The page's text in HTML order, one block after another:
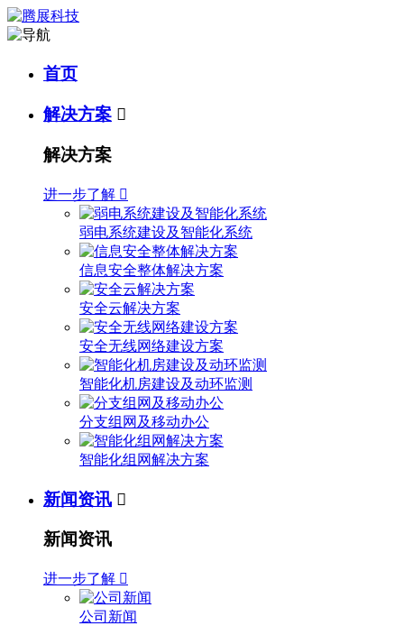
首页
解决方案 
解决方案
进一步了解 
弱电系统建设及智能化系统
信息安全整体解决方案
安全云解决方案
安全无线网络建设方案
智能化机房建设及动环监测
分支组网及移动办公
智能化组网解决方案
新闻资讯 
新闻资讯
进一步了解 
公司新闻